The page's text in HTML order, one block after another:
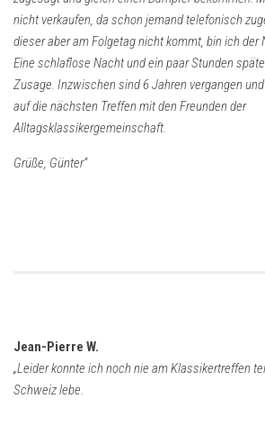
nicht verkaufen, da schon jemand telefonisch
dieser aber am Folgetag nicht kommt, bin ich der
Eine schlaflose Nacht und ein paar Stunden
Zusage. Inzwischen sind 6 Jahren vergangen
auf die nächsten Treffen mit den Freunden der
Alltagsklassikergemeinschaft.
Grüße, Günter“
Jean-Pierre W.
„Leider konnte ich noch nie am Klassikertreffen
Schweiz lebe.